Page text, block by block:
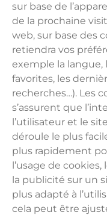
sur base de
de la prochaine
web, sur base des
retiendra vos
exemple la langue,
favorites, les
recherches…). Les
s’assurent que
l’utilisateur et le
déroule le plus
plus rapidement
l’usage de
la publicité sur un
plus adapté à
cela peut être